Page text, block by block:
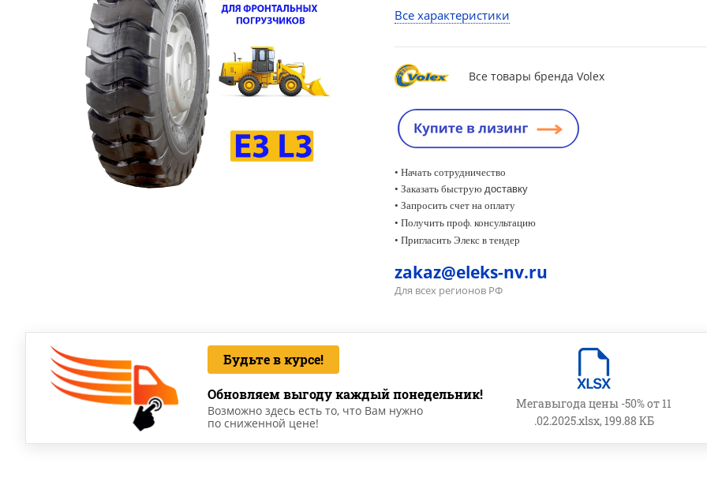
Все характеристики
Все товары бренда Volex
• Начать сотрудничество
• Заказать быструю доставку
• Запросить счет на оплату
• Получить проф. консультацию
• Пригласить Элекс в тендер
zakaz@eleks-nv.ru
Для всех регионов РФ
Будьте в курсе!
Обновляем выгоду каждый понедельник!
Возможно здесь есть то, что Вам нужно
по сниженной цене!
Мегавыгода цены -50% от 11
.02.2025.xlsx, 199.88 КБ